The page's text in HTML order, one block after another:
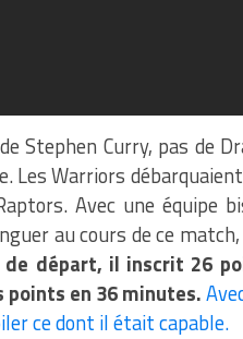
Stephen Curry, pas de
Les Warriors
Avec une équipe
au cours de ce
de départ, il inscrit 26
points en 36 minutes.
ce dont il était capable.